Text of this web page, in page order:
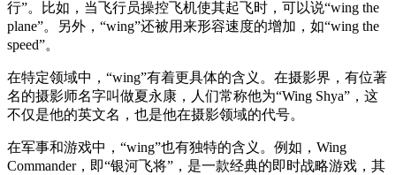
行”。比如，当飞行员操控飞机使其起飞时，可以说“wing the
plane”。另外，“wing”还被用来形容速度的增加，如“wing the
speed”。
在特定领域中，“wing”有着更具体的含义。在摄影界，有位著
名的摄影师名字叫做夏永康，人们常称他为“Wing Shya”，这
不仅是他的英文名，也是他在摄影领域的代号。
在军事和游戏中，“wing”也有独特的含义。例如，Wing
Commander，即“银河飞将”，是一款经典的即时战略游戏，其